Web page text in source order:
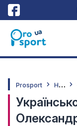
Prosport Н
овини